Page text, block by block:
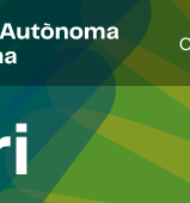
I
d
i
a